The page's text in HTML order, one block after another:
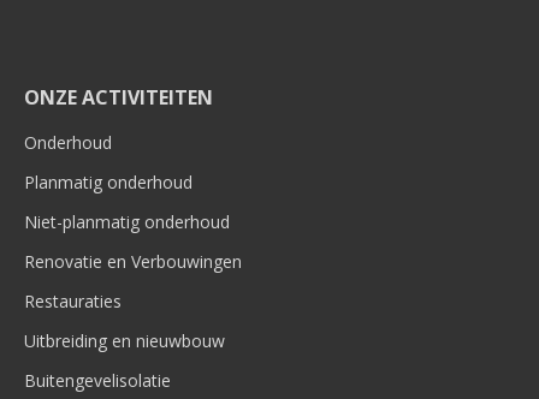
ONZE ACTIVITEITEN
Onderhoud
Planmatig onderhoud
Niet-planmatig onderhoud
Renovatie en Verbouwingen
Restauraties
Uitbreiding en nieuwbouw
Buitengevelisolatie